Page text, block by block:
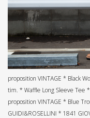
proposition VINTAGE * Black
tim. * Waffle Long Sleeve Tee
proposition VINTAGE * Blue
GUIDI&ROSELLINI * 1841